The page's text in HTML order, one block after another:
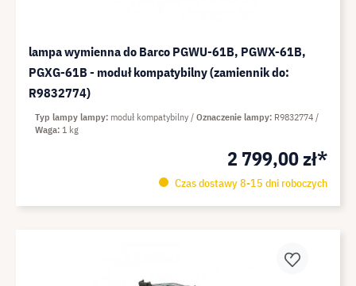
lampa wymienna do Barco PGWU-61B, PGWX-61B,
PGXG-61B - moduł kompatybilny (zamiennik do:
R9832774)
2 799,00 zł*
Czas dostawy 8-15 dni roboczych
Typ lampy lampy moduł kompatybilny Oznaczenie lampy R9832774
Waga 1 kg